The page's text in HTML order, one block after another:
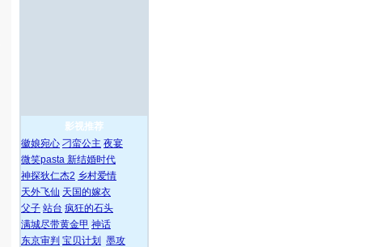
影视推荐
徽娘宛心 刁蛮公主 夜宴
微笑pasta 新结婚时代
神探狄仁杰2 乡村爱情
天外飞仙 天国的嫁衣
父子 站台 疯狂的石头
满城尽带黄金甲 神话
东京审判 宝贝计划
墨攻